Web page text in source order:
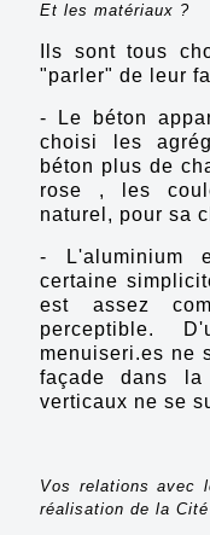
Et les matériaux ?
Ils sont tous
"parler" de leur
- Le béton
choisi les
béton plus de
rose , les
naturel, pour sa
- L'aluminium
certaine
est assez
perceptible.
menuiseri.es ne
façade dans
verticaux ne se
Vos relations avec
réalisation de la